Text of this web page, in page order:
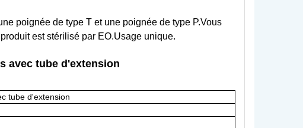
poignée de type T et une poignée de type P.Vous
est stérilisé par EO.Usage unique.
avec tube d'extension
tube d'extension